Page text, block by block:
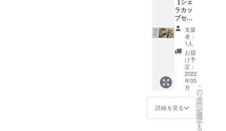
きま
す！
「PLAI
N
FABRIC
ヘムカ
ラーパ
イル
フェイ
スタオ
ル」は3
色展開
されて
いるの
で、ご
と興味
を持っ
てくだ
さる方
にも気
軽に体
験でき
る機会
を作り
たいと
考えま
GO
GO！
の出会
いを大
切にし
たいと
考える
と共
に、京
丹後市
内在住
の方は
もちろ
ん、
に特化
した
を踏み
出す機
会にし
ていた
だくこ
とが目
的でし
た。 同
じく京
丹後
BEATC
AMP で
「野外
でライ
GO！」
という
イベン
トを月
に1度の
ペース
で開催
してき
まし
た。ま
ずは気
軽に
VARIT.
のス
アスレ
スイッ
チング
シェル
パー
カー サ
イズ：S
/ M / L /
XL カ
ラー：
コヨー
テブラ
ウン / ブ
ラック
ラカッ
プセッ
ト】
（内
容：オ
リジナ
ルマー
キング
シェラ
カップ
＋モー
テル
キー＋
ステッ
カー
支援
者：
1人
お届
け予
定：
2022
年05
月
詳細を見る
こ
の
リ
タ
ー
ン
を
選
択
す
る